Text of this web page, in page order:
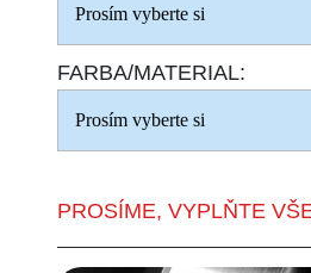
FARBA/MATERIAL:
PROSÍME, VYPLŇTE